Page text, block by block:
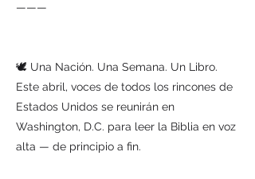
———
🕊️ Una Nación. Una Semana. Un Libro.
Este abril, voces de todos los rincones de
Estados Unidos se reunirán en
Washington, D.C. para leer la Biblia en voz
alta — de principio a fin.